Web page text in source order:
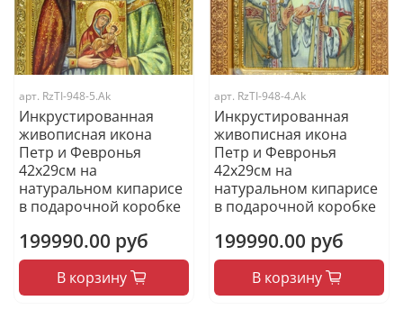
арт. RzTI-948-5.Ak
Инкрустированная
живописная икона
Петр и Февронья
42х29см на
натуральном кипарисе
в подарочной коробке
199990.00 руб
В корзину
арт. RzTI-948-4.Ak
Инкрустированная
живописная икона
Петр и Февронья
42х29см на
натуральном кипарисе
в подарочной коробке
199990.00 руб
В корзину